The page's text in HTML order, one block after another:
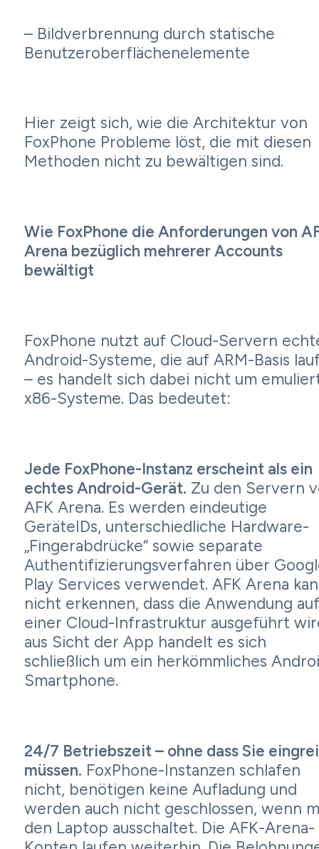
– Bildverbrennung durch statische
Benutzeroberflächenelemente
Hier zeigt sich, wie die Architektur von
FoxPhone Probleme löst, die mit diesen
Methoden nicht zu bewältigen sind.
Wie FoxPhone die Anforderungen von
Arena bezüglich mehrerer Accounts
bewältigt
FoxPhone nutzt auf Cloud-Servern
Android-Systeme, die auf ARM-Basis
– es handelt sich dabei nicht um
x86-Systeme. Das bedeutet:
Jede FoxPhone-Instanz erscheint als ein
echtes Android-Gerät. Zu den Servern
AFK Arena. Es werden eindeutige
GeräteIDs, unterschiedliche Hardware-
„Fingerabdrücke“ sowie separate
Authentifizierungsverfahren über
Play Services verwendet. AFK Arena
nicht erkennen, dass die Anwendung auf
einer Cloud-Infrastruktur ausgeführt
aus Sicht der App handelt es sich
schließlich um ein herkömmliches
Smartphone.
24/7 Betriebszeit – ohne dass Sie
müssen. FoxPhone-Instanzen schlafen
nicht, benötigen keine Aufladung und
werden auch nicht geschlossen, wenn
den Laptop ausschaltet. Die AFK-Arena-